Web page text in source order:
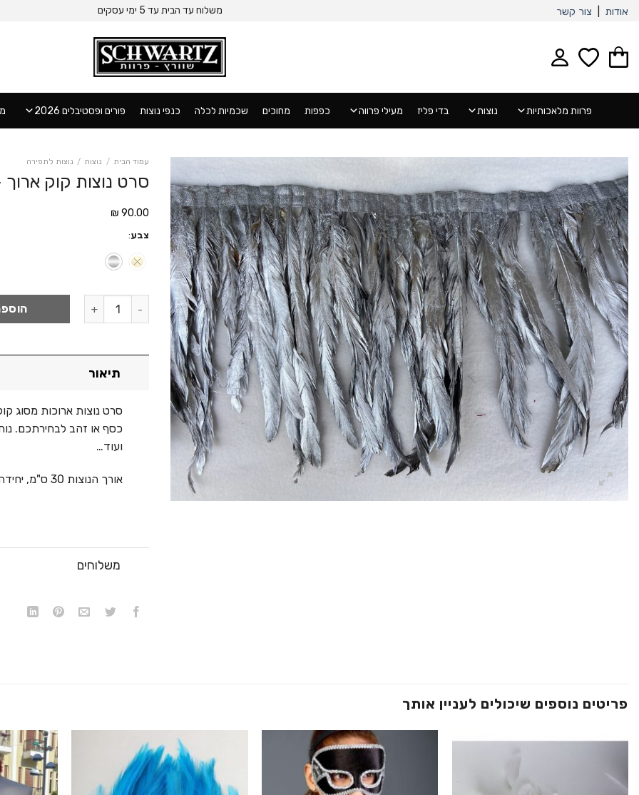
Skip
content
אודות צור קשר משלוח עד הבית עד 5 ימי עסקים
פרוות מלאכותיות נוצות בדי פליז מעילי פרווה כפפות מחוכים שכמיות לכלה כנפי נוצות פורים ופסטיבלים 2026
עמוד הבית / נוצות / נוצות לתפירה
סרט נוצות קוק
90.00
₪
צבע:
כמות של סרט נוצות קוק ארוך -
תיאור
סרט נוצות ארוכות מסוג
כסף או זהב לבחירתכם.
ועוד…
אורך הנוצות 30 ס"מ, יחידה=מטר
משלוחים
פריטים נוספים שיכולים לעניין אותך
הוסף ל
WISHLIST
WISHLIST